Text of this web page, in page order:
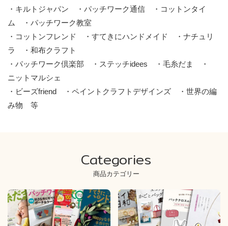
・キルトジャパン ・パッチワーク通信 ・コットンタイ
ム ・パッチワーク教室
・コットンフレンド ・すてきにハンドメイド ・ナチュリ
ラ ・和布クラフト
・パッチワーク倶楽部 ・ステッチidees ・毛糸だま ・
ニットマルシェ
・ビーズfriend ・ペイントクラフトデザインズ ・世界の編
み物 等
Categories
商品カテゴリー